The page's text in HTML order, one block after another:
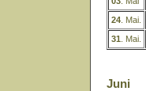
24 . Mai.
31 . Mai.
Juni